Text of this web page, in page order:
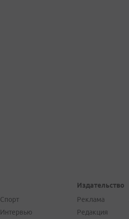
Спорт
Интервью
Издательство
Реклама
Редакция